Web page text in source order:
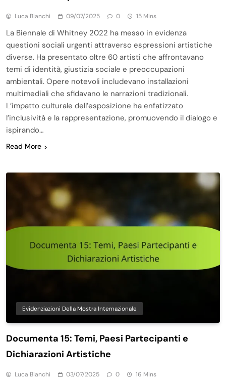
Luca Bianchi 09/07/2025 0 15 Mins
La Biennale di Whitney 2022 ha messo in evidenza
questioni sociali urgenti attraverso espressioni artistiche
diverse. Ha presentato oltre 60 artisti che affrontavano
temi di identità, giustizia sociale e preoccupazioni
ambientali. Opere notevoli includevano installazioni
multimediali che sfidavano le narrazioni tradizionali.
L’impatto culturale dell’esposizione ha enfatizzato
l’inclusività e la rappresentazione, promuovendo il dialogo e
ispirando…
Read More
Evidenziazioni Della Mostra Internazionale
Documenta 15: Temi, Paesi Partecipanti e
Dichiarazioni Artistiche
Luca Bianchi 03/07/2025 0 16 Mins